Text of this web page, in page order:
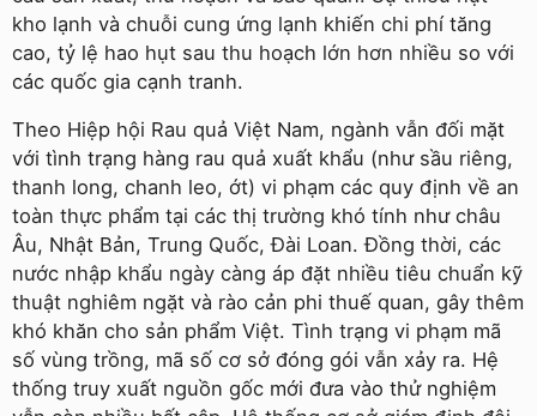
kho lạnh và chuỗi cung ứng lạnh khiến chi phí tăng
cao, tỷ lệ hao hụt sau thu hoạch lớn hơn nhiều so với
các quốc gia cạnh tranh.
Theo Hiệp hội Rau quả Việt Nam, ngành vẫn đối mặt
với tình trạng hàng rau quả xuất khẩu (như sầu riêng,
thanh long, chanh leo, ớt) vi phạm các quy định về an
toàn thực phẩm tại các thị trường khó tính như châu
Âu, Nhật Bản, Trung Quốc, Đài Loan. Đồng thời, các
nước nhập khẩu ngày càng áp đặt nhiều tiêu chuẩn kỹ
thuật nghiêm ngặt và rào cản phi thuế quan, gây thêm
khó khăn cho sản phẩm Việt. Tình trạng vi phạm mã
số vùng trồng, mã số cơ sở đóng gói vẫn xảy ra. Hệ
thống truy xuất nguồn gốc mới đưa vào thử nghiệm